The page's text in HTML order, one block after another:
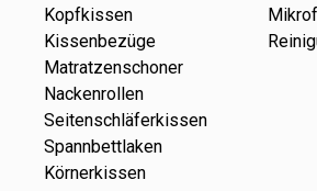
Kopfkissen
Kissenbezüge
Matratzenschoner
Nackenrollen
Seitenschläferkissen
Spannbettlaken
Körnerkissen